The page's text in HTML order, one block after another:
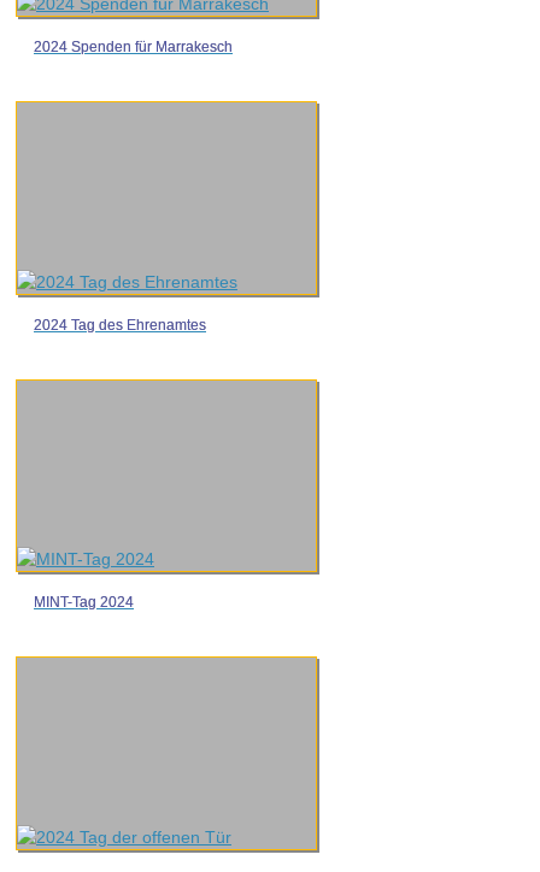
2024 Spenden für Marrakesch
2024 Tag des Ehrenamtes
MINT-Tag 2024